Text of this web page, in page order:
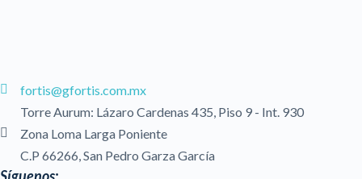
fortis@gfortis.com.mx
Torre Aurum: Lázaro Cardenas 435, Piso 9 - Int. 930
Zona Loma Larga Poniente
C.P 66266, San Pedro Garza García
Síguenos: